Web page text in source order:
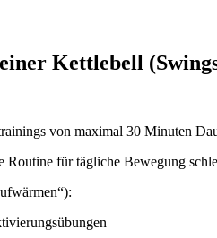
Kettlebell
von maximal 30 Minuten
Routine für tägliche Bewegung